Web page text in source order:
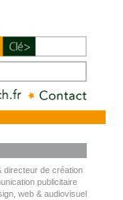
directeur de création
publicitaire
web & audiovisuel